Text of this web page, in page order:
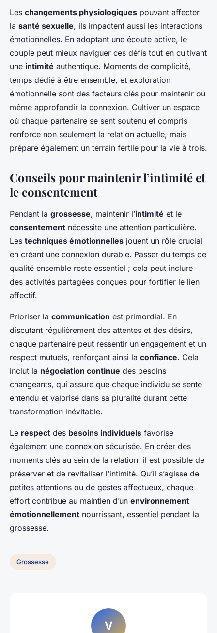
Les changements physiologiques pouvant affecter
la santé sexuelle, ils impactent aussi les interactions
émotionnelles. En adoptant une écoute active, le
couple peut mieux naviguer ces défis tout en cultivant
une intimité authentique. Moments de complicité,
temps dédié à être ensemble, et exploration
émotionnelle sont des facteurs clés pour maintenir ou
même approfondir la connexion. Cultiver un espace
où chaque partenaire se sent soutenu et compris
renforce non seulement la relation actuelle, mais
prépare également un terrain fertile pour la vie à trois.
Conseils pour maintenir l’intimité et
le consentement
Pendant la grossesse, maintenir l’intimité et le
consentement nécessite une attention particulière.
Les techniques émotionnelles jouent un rôle crucial
en créant une connexion durable. Passer du temps de
qualité ensemble reste essentiel ; cela peut inclure
des activités partagées conçues pour fortifier le lien
affectif.
Prioriser la communication est primordial. En
discutant régulièrement des attentes et des désirs,
chaque partenaire peut ressentir un engagement et un
respect mutuels, renforçant ainsi la confiance. Cela
inclut la négociation continue des besoins
changeants, qui assure que chaque individu se sente
entendu et valorisé dans sa pluralité durant cette
transformation inévitable.
Le respect des besoins individuels favorise
également une connexion sécurisée. En créer des
moments clés au sein de la relation, il est possible de
préserver et de revitaliser l’intimité. Qu’il s’agisse de
petites attentions ou de gestes affectueux, chaque
effort contribue au maintien d’un environnement
émotionnellement nourrissant, essentiel pendant la
grossesse.
Grossesse
V